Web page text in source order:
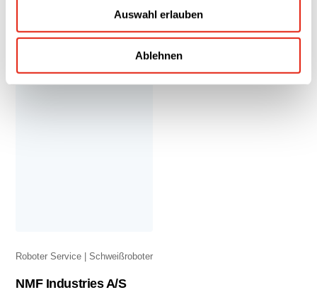
Auswahl erlauben
Ablehnen
Schweißroboter
Roboter Service Schweißroboter
NMF Industries A/S